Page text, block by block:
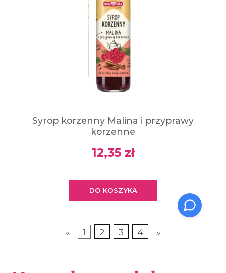
Syrop korzenny Malina i przyprawy
korzenne
12,35 zł
DO KOSZYKA
« 1 2 3 4 »